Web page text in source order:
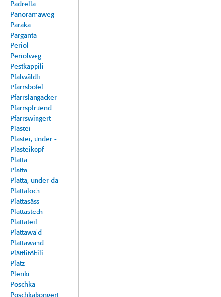
Padrella
Panoramaweg
Paraka
Parganta
Periol
Periolweg
Pestkappili
Pfalwäldli
Pfarrsbofel
Pfarrslangacker
Pfarrspfruend
Pfarrswingert
Plastei
Plastei, under -
Plasteikopf
Platta
Platta
Platta, under da -
Plattaloch
Plattasäss
Plattastech
Plattateil
Plattawald
Plattawand
Plättlitöbili
Platz
Plenki
Poschka
Poschkabongert